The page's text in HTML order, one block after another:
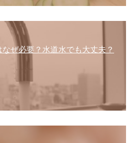
ぜ必要？水道水でも大丈夫？